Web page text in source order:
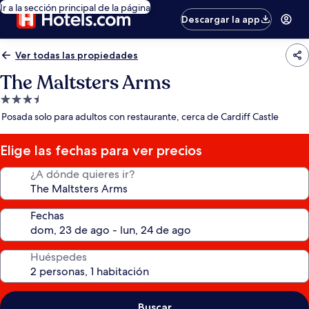
Ir a la sección principal de la página
Descargar la app
Ver todas las propiedades
The Maltsters Arms
Propiedad
de
estrellas
Posada solo para adultos con restaurante, cerca de Cardiff Castle
Elige las fechas para ver precios
¿A dónde quieres ir?
Fechas
Huéspedes